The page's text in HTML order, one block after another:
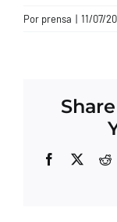
Por prensa | 11/07/
Facebook
X